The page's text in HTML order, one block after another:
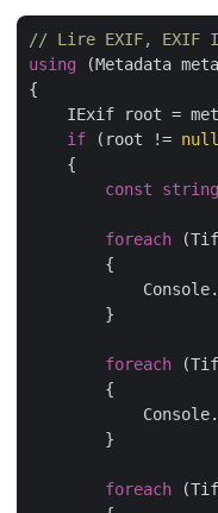
// Lire EXIF, EXIF
using (Metadata
{
IExif root =
if (root != null
    {
const
string
foreach
        {
        }
foreach
        {
        }
foreach